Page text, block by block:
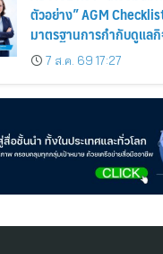
ตัวอย่าง” AGM
มาตรฐานการกำกับดูแล
7 ส.ค. 69 17:27